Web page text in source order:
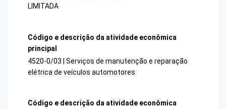
LIMITADA
Código e descrição da atividade econômica
principal
4520-0/03 | Serviços de manutenção e reparação
elétrica de veículos automotores
Código e descrição da atividade econômica